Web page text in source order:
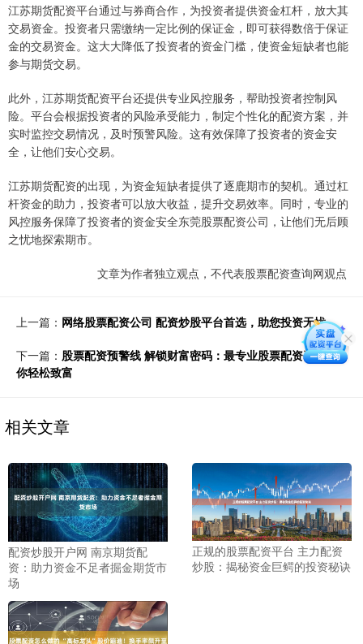
江苏期货配资平台通过与券商合作，为投资者提供资金杠杆，放大其
交易资金。投资者只需缴纳一定比例的保证金，即可获得数倍于保证
金的交易资金。这大大降低了投资者的资金门槛，使资金短缺者也能
参与期货交易。
此外，江苏期货配资平台还提供专业风控服务，帮助投资者控制风
险。平台会根据投资者的风险承受能力，制定个性化的配资方案，并
实时监控交易情况，及时预警风险。这有效保障了投资者的资金安
全，让他们安心交易。
江苏期货配资的出现，为资金短缺者提供了逐鹿期市的契机。通过杠
杆资金的助力，投资者可以放大收益，提升交易效率。同时，专业的
风控服务保障了投资者的资金安全东莞股票配资公司，让他们无后顾
之忧地探索期市。
文章为作者独立观点，不代表股票配资查询网观点
上一篇： 网络股票配资公司 配资炒股平台首选，助您投资无忧
下一篇： 股票配资预警线 解锁财富密码：最专业股票配资平台助
你轻松致富
相关文章
配资炒股开户网 南京期货配
资：助力资金不足者掘金期货市
场
正规的股票配资平台 主力配资
炒股：揭秘资金巨鳄的投资秘诀